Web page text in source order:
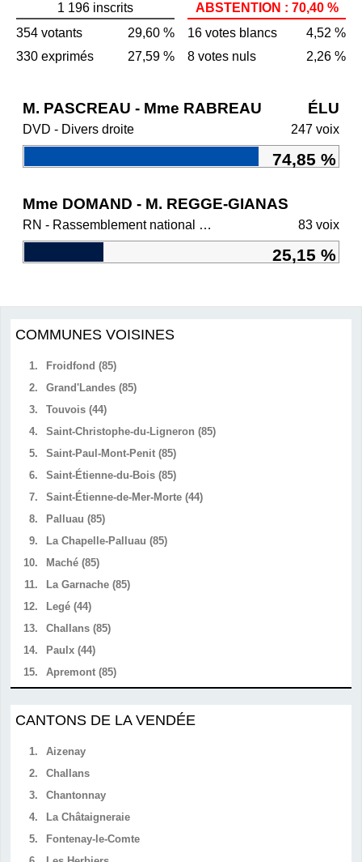
1 196 inscrits
354 votants
29,60 %
330 exprimés
27,59 %
ABSTENTION : 70,40 %
16 votes blancs
4,52 %
8 votes nuls
2,26 %
M. PASCREAU - Mme RABREAU ÉLU
DVD - Divers droite 247 voix
74,85 %
Mme DOMAND - M. REGGE-GIANAS
RN - Rassemblement national et ses alliés 83 voix
25,15 %
COMMUNES VOISINES
1.
Froidfond (85)
2.
Grand'Landes (85)
3.
Touvois (44)
4.
Saint-Christophe-du-Ligneron (85)
5.
Saint-Paul-Mont-Penit (85)
6.
Saint-Étienne-du-Bois (85)
7.
Saint-Étienne-de-Mer-Morte (44)
8.
Palluau (85)
9.
La Chapelle-Palluau (85)
10.
Maché (85)
11.
La Garnache (85)
12.
Legé (44)
13.
Challans (85)
14.
Paulx (44)
15.
Apremont (85)
CANTONS DE LA VENDÉE
1.
Aizenay
2.
Challans
3.
Chantonnay
4.
La Châtaigneraie
5.
Fontenay-le-Comte